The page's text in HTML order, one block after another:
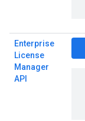
Enterprise
License
Manager
API